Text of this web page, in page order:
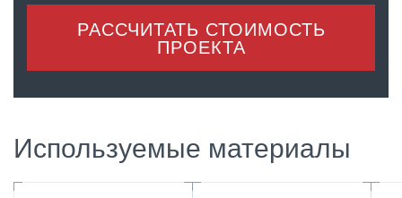
РАССЧИТАТЬ СТОИМОСТЬ
ПРОЕКТА
Используемые материалы